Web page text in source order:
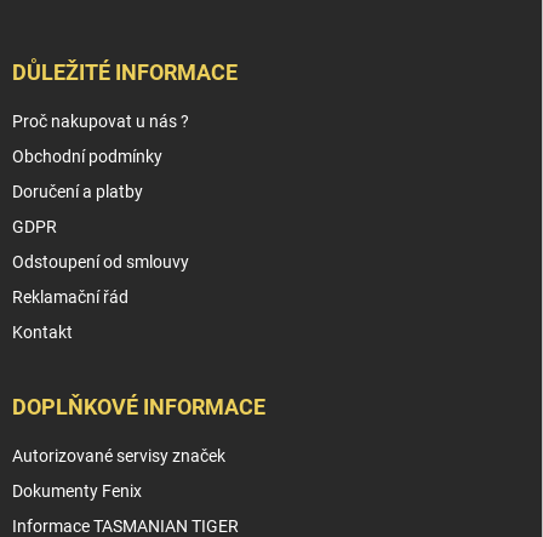
DŮLEŽITÉ INFORMACE
Proč nakupovat u nás ?
Obchodní podmínky
Doručení a platby
GDPR
Odstoupení od smlouvy
Reklamační řád
Kontakt
DOPLŇKOVÉ INFORMACE
Autorizované servisy značek
Dokumenty Fenix
Informace TASMANIAN TIGER